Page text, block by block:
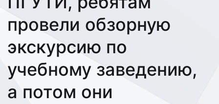
провели обзорную
экскурсию по
учебному заведению,
а потом они